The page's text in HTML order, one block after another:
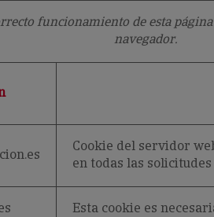
funcionamiento de esta
navegador.
Cookie del servidor
en todas las
Esta cookie es